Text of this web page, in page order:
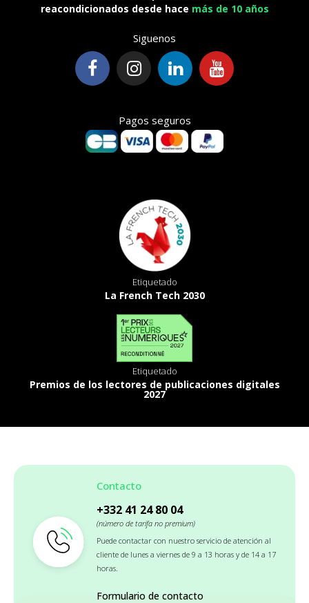
reacondicionados desde hace más de 10 años
Siguenos
Pagos seguros
Etiquetado
La French Tech 2030
Etiquetado
Premios de los lectores de publicaciones digitales
2027
Contacto
+332 41 24 80 04
(número de tarifa no premium)
Puede contactar con nuestro servicio de atención al
cliente de lunes a viernes de 9 a 13 horas y de 14 a 17
horas.
Formulario de contacto